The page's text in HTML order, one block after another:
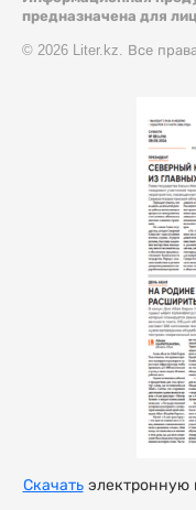
предназначена для
© 2026 Liter.kz. Все
Скачатьэлектронную